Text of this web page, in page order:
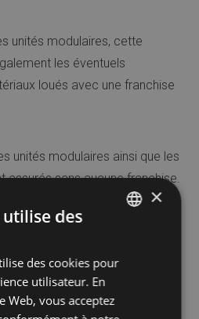
unités modulaires, cette
les éventuels
loués avec une franchise
unités modulaires ainsi que les
assurés sans aucune franchise.
?
FRENCH
×
utilise des
des cookies pour
utilisateur. En
Web, vous acceptez